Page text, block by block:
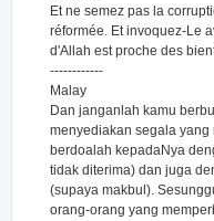
Et ne semez pas la
réformée. Et invoquez-Le
d'Allah est proche des
------------
Malay
Dan janganlah kamu
menyediakan segala
berdoalah kepadaNya
tidak diterima) dan juga
(supaya makbul).
orang-orang yang